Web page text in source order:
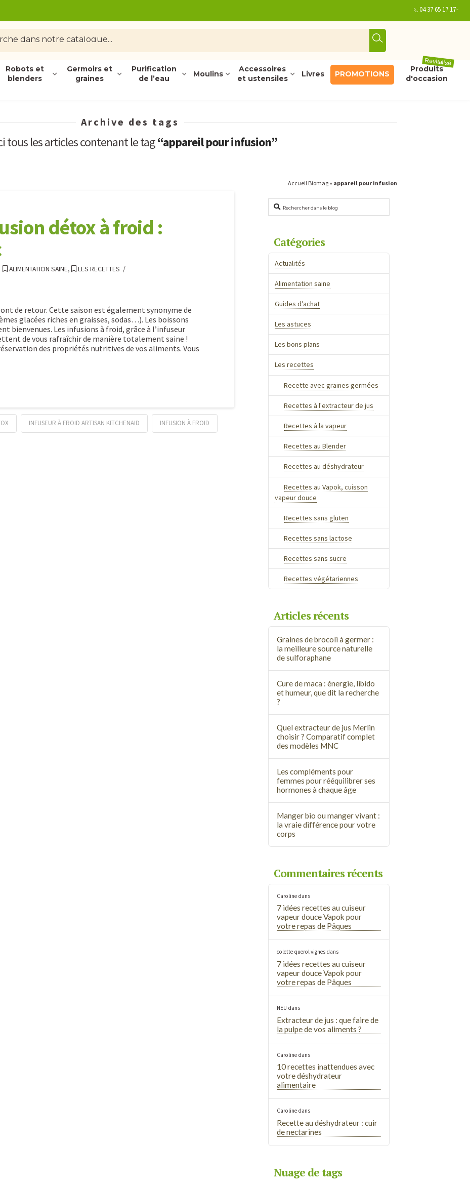
04 37 65 17 17
Robots et
blenders
Germoirs et
graines
Purification
de l’eau
Moulins
Accessoires
et ustensiles
Livres PROMOTIONS
Produits
d'occasion
Revitalisé
Archive des tags
tous les articles contenant le tag“appareil pour infusion”
Accueil Biomag » appareil pour infusion
détox à froid :
ALIMENTATION SAINE,
LES RECETTES
de retour. Cette saison est également synonyme de
glacées riches en graisses, sodas…). Les boissons
bienvenues. Les infusions à froid, grâce à l’infuseur
de vous rafraîchir de manière totalement saine !
des propriétés nutritives de vos aliments. Vous
INFUSEUR À FROID ARTISAN KITCHENAID INFUSION À FROID
Rechercher
Catégories
Actualités
Alimentation saine
Guides d'achat
Les astuces
Les bons plans
Les recettes
Recette avec graines germées
Recettes à l'extracteur de jus
Recettes à la vapeur
Recettes au Blender
Recettes au déshydrateur
Recettes au Vapok, cuisson
vapeur douce
Recettes sans gluten
Recettes sans lactose
Recettes sans sucre
Recettes végétariennes
Articles récents
Graines de brocoli à germer :
la meilleure source naturelle
de sulforaphane
Cure de maca : énergie, libido
et humeur, que dit la recherche
?
Quel extracteur de jus Merlin
choisir ? Comparatif complet
des modèles MNC
Les compléments pour
femmes pour rééquilibrer ses
hormones à chaque âge
Manger bio ou manger vivant :
la vraie différence pour votre
corps
Commentaires récents
Caroline dans
7 idées recettes au cuiseur
vapeur douce Vapok pour
votre repas de Pâques
colette querol vignes dans
7 idées recettes au cuiseur
vapeur douce Vapok pour
votre repas de Pâques
NEU dans
Extracteur de jus : que faire de
la pulpe de vos aliments ?
Caroline dans
10 recettes inattendues avec
votre déshydrateur
alimentaire
Caroline dans
Recette au déshydrateur : cuir
de nectarines
Nuage de tags